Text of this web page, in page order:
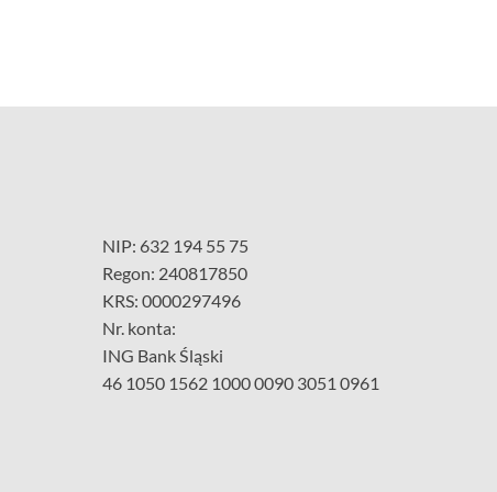
NIP: 632 194 55 75
Regon: 240817850
KRS: 0000297496
Nr. konta:
ING Bank Śląski
46 1050 1562 1000 0090 3051 0961